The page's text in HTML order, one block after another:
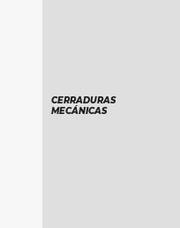
CERRADURAS
MECÁNICAS